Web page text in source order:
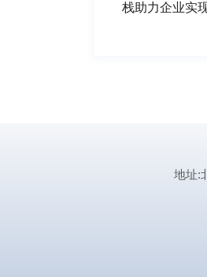
栈助力企业实
地址: